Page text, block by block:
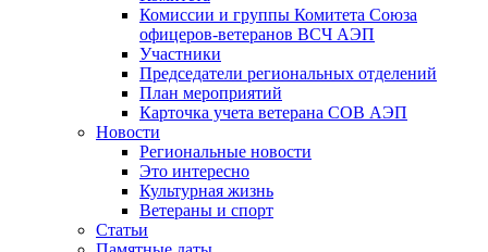
Комиссии и группы Комитета Союза
офицеров-ветеранов ВСЧ АЭП
Участники
Председатели региональных отделений
План мероприятий
Карточка учета ветерана CОВ АЭП
Новости
Региональные новости
Это интересно
Культурная жизнь
Ветераны и спорт
Статьи